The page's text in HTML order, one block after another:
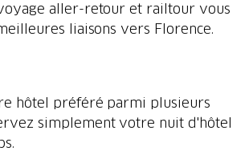
aller-retour et railtour vous
liaisons vers Florence.
hôtel préféré parmi plusieurs
simplement votre nuit d'hôtel